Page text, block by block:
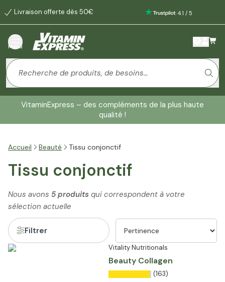
Livraison offerte dès 50€ : 4.1 / 5
Menu
VitaminExpress – des compléments de la plus haute
qualité !
Accueil Beauté Tissu conjonctif
Tissu conjonctif
Nous avons 5 produits qui correspondent à votre
sélection actuelle
Filtrer
Vitality Nutritionals
Beauty Collagen
(163)